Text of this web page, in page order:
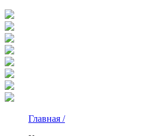
Главная /